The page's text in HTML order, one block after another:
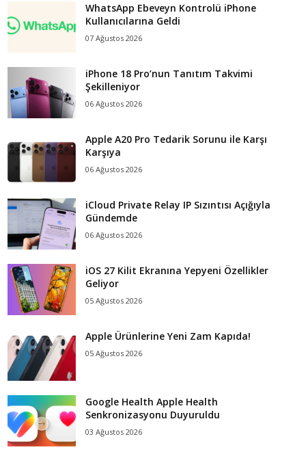
WhatsApp Ebeveyn Kontrolü iPhone
Kullanıcılarına Geldi
07 Ağustos 2026
iPhone 18 Pro’nun Tanıtım Takvimi
Şekilleniyor
06 Ağustos 2026
Apple A20 Pro Tedarik Sorunu ile Karşı
Karşıya
06 Ağustos 2026
iCloud Private Relay IP Sızıntısı Açığıyla
Gündemde
06 Ağustos 2026
iOS 27 Kilit Ekranına Yepyeni Özellikler
Geliyor
05 Ağustos 2026
Apple Ürünlerine Yeni Zam Kapıda!
05 Ağustos 2026
Google Health Apple Health
Senkronizasyonu Duyuruldu
03 Ağustos 2026